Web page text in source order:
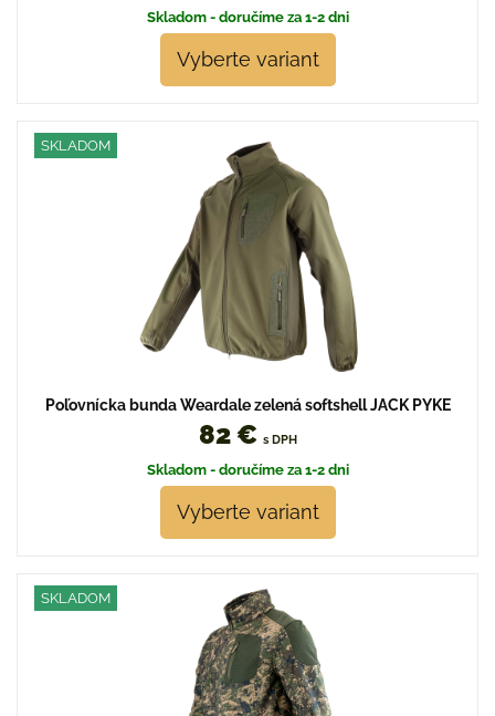
Skladom - doručíme za 1-2 dni
Vyberte variant
SKLADOM
Poľovnícka bunda Weardale zelená softshell JACK PYKE
82 € s DPH
Skladom - doručíme za 1-2 dni
Vyberte variant
SKLADOM